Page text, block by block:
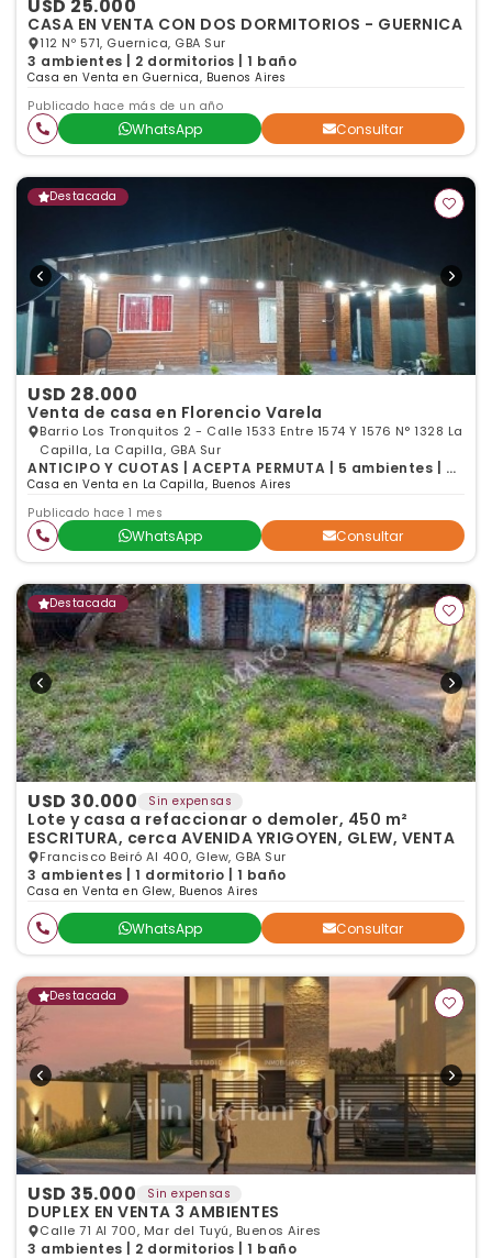
USD 25.000
CASA EN VENTA CON DOS DORMITORIOS - GUERNICA
112 Nº 571, Guernica, GBA Sur
3 ambientes | 2 dormitorios | 1 baño
Casa en Venta en Guernica, Buenos Aires
Publicado hace más de un año
WhatsApp Consultar
Destacada
USD 28.000
Venta de casa en Florencio Varela
Barrio Los Tronquitos 2 - Calle 1533 Entre 1574 Y 1576 N° 1328 La
Capilla, La Capilla, GBA Sur
ANTICIPO Y CUOTAS | ACEPTA PERMUTA | 5 ambientes | 3
dormitorios | 1 baño
Casa en Venta en La Capilla, Buenos Aires
Publicado hace 1 mes
WhatsApp Consultar
Destacada
USD 30.000 Sin expensas
Lote y casa a refaccionar o demoler, 450 m²
ESCRITURA, cerca AVENIDA YRIGOYEN, GLEW, VENTA
Francisco Beiró Al 400, Glew, GBA Sur
3 ambientes | 1 dormitorio | 1 baño
Casa en Venta en Glew, Buenos Aires
WhatsApp Consultar
Destacada
USD 35.000 Sin expensas
DUPLEX EN VENTA 3 AMBIENTES
Calle 71 Al 700, Mar del Tuyú, Buenos Aires
3 ambientes | 2 dormitorios | 1 baño